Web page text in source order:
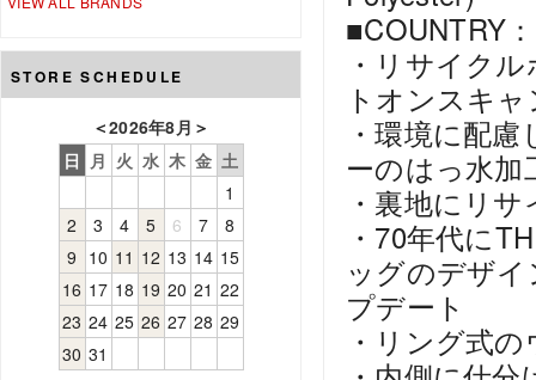
STORE SCHEDULE
＜2026年8月 ＞
日 月 火 水 木 金 土
1
2
3 4 5 6 7
8
9 10 11 12 13 14 15
16 17 18 19 20 21 22
23 24 25 26 27 28 29
30 31
■COUNTRY
・リサイク
トオンスキ
・環境に配
ーのはっ水
・裏地にリ
・70年代に
ッグのデザ
プデート
・リング式